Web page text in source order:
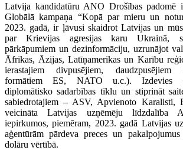
Latvija kandidatūru ANO Drošības padomē
Globālā kampaņa “Kopā par mieru un
2023. gadā, ir ļāvusi skaidrot Latvijas un
par Krievijas agresijas karu Ukrainā,
pārkāpumiem un dezinformāciju, uzrunājot
Āfrikas, Āzijas, Latīņamerikas un Karību
ierastajiem divpusējiem, daudzpusējiem
formātiem ES, NATO u.c.). Izdevies
diplomātisko sadarbības tīklu un stiprināt
sabiedrotajiem – ASV, Apvienoto Karalisti,
veicināta Latvijas uzņēmēju līdzdalība
iepirkumos, piemēram, 2023. gadā Latvijas
aģentūrām pārdeva preces un
dolāru vērtībā.